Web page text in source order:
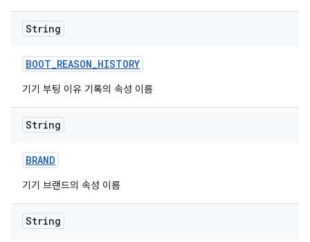
String
BOOT_REASON_HISTORY
기기 부팅 이유 기록의 속성 이름
String
BRAND
기기 브랜드의 속성 이름
String